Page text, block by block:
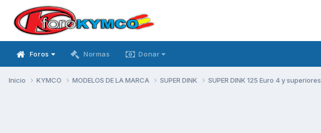
Foros Normas Donar
Inicio KYMCO MODELOS DE LA MARCA SUPER DINK SUPER DINK 125 Euro 4 y superiores